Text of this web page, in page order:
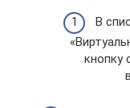
В
кнопку